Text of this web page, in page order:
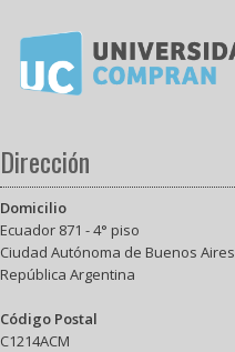
Dirección
Domicilio
Ecuador 871 - 4° piso
Ciudad Autónoma de Buenos Aires
República Argentina
Código Postal
C1214ACM